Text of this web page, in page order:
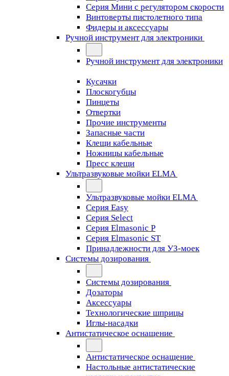
Серия Мини с регулятором скорости
Винтоверты пистолетного типа
Фидеры и аксессуары
Ручной инструмент для электроники
Ручной инструмент для электроники
Кусачки
Плоскогубцы
Пинцеты
Отвертки
Прочие инструменты
Запасные части
Клещи кабельные
Ножницы кабельные
Пресс клещи
Ультразвуковые мойки ELMA
Ультразвуковые мойки ELMA
Серия Easy
Серия Select
Серия Elmasonic P
Серия Elmasonic ST
Принадлежности для УЗ-моек
Системы дозирования
Системы дозирования
Дозаторы
Аксессуары
Технологические шприцы
Иглы-насадки
Антистатическое оснащение
Антистатическое оснащение
Настольные антистатические